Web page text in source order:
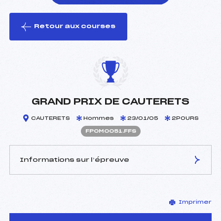
le ski
Retour aux courses
GRAND PRIX DE CAUTERETS
CAUTERETS Hommes 23/01/05 2POURS
FPOM0051.FFS
Informations sur l’épreuve
LANNE EVELYNE (PO)
D.T Adjoint :
FARI PIERRE (PO)
Imprimer